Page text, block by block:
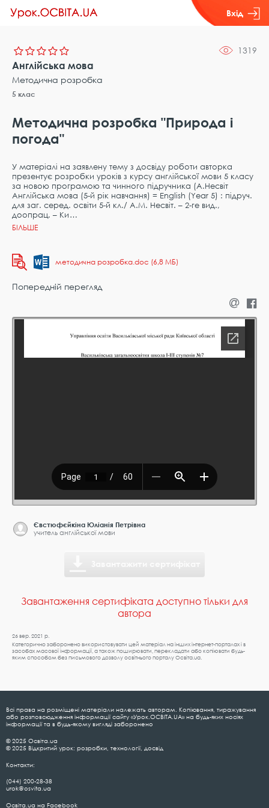
Вхід
1319
Англійська мова
Методична розробка
5 клас
Методична розробка "Природа і
погода"
У матеріалі на заявлену тему з досвіду роботи авторка
презентує розробки уроків з курсу англійської мови 5 класу
за новою програмою та чинного підручника (А.Несвіт
Англійська мова (5-й рік навчання) = English (Year 5) : підруч.
для заг. серед. освіти 5-й кл./ А.М. Несвіт. – 2-ге вид.,
доопрац. – Ки
методична розробка.doc (6,8 МБ)
Попередній перегляд
Євстюфєйкіна Юліанія Петрівна
учитель англійської мови
Завантаження сертифіката доступно тільки для
автора
26 вер. 2021 р.
Категорично заборонено використовувати цей матеріал на інших інтернет-порталах і в
засобах масової інформації, а також поширювати, перекладати або копіювати будь-
яким способом без письмового дозволу освітнього порталу Освіта.ua.
Всі права на розміщені матеріали належать авторам. Копіювання, тиражування
або розповсюдження інформації сайту «Урок.ОСВІТА.UA» на будь-яких носіях
інформації та в будь-якому вигляді заборонено
© 2025 Освіта.ua
© 2025 Відкритий урок: розробки, технології, досвід
Контакти:
(044) 200-28-38
urok@osvita.ua
Освіта.ua на Facebook